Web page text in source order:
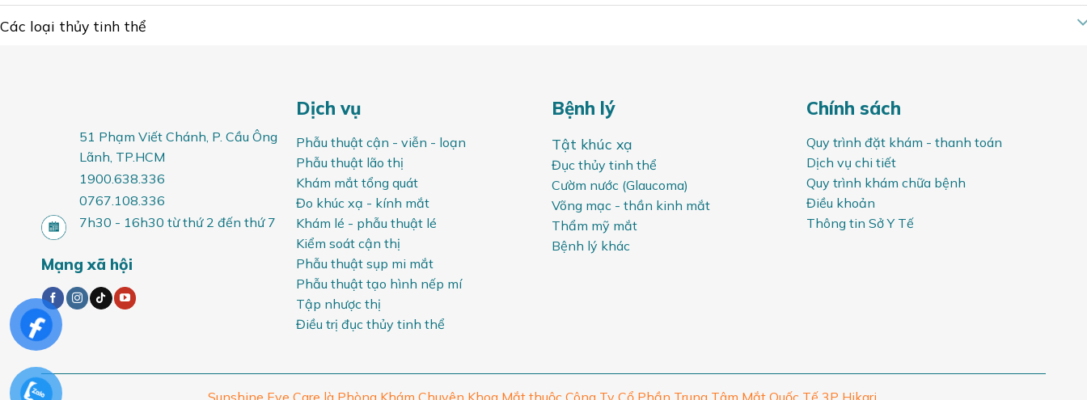
Các loại thủy tinh thể
51 Phạm Viết Chánh, P. Cầu Ông
Lãnh, TP.HCM
1900.638.336
0767.108.336
7h30 - 16h30 từ thứ 2 đến thứ 7
Mạng xã hội
Dịch vụ
Phẫu thuật cận - viễn - loạn
Phẫu thuật lão thị
Khám mắt tổng quát
Đo khúc xạ - kính mắt
Khám lé - phẫu thuật lé
Kiểm soát cận thị
Phẫu thuật sụp mi mắt
Phẫu thuật tạo hình nếp mí
Tập nhược thị
Điều trị đục thủy tinh thể
Bệnh lý
Tật khúc xạ
Đục thủy tinh thể
Cườm nước (Glaucoma)
Võng mạc - thần kinh mắt
Thẩm mỹ mắt
Bệnh lý khác
Chính sách
Quy trình đặt khám - thanh toán
Dịch vụ chi tiết
Quy trình khám chữa bệnh
Điều khoản
Thông tin Sở Y Tế